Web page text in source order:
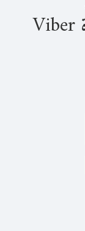
بمجرد حصولك على أرصدة Viber